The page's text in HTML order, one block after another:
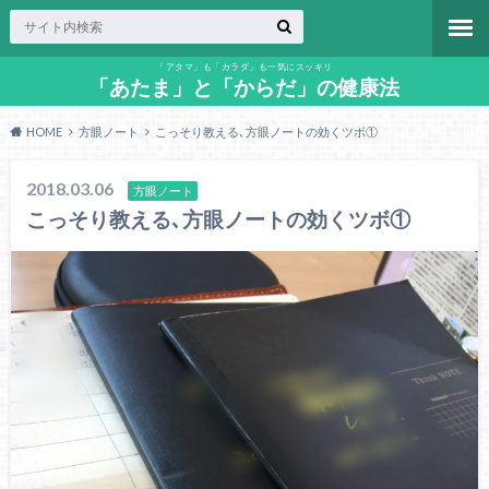
「アタマ」も「カラダ」も一気にスッキリ
「あたま」と「からだ」の健康法
HOME 方眼ノート こっそり教える､方眼ノートの効くツボ①
2018.03.06 方眼ノート
こっそり教える､方眼ノートの効くツボ①